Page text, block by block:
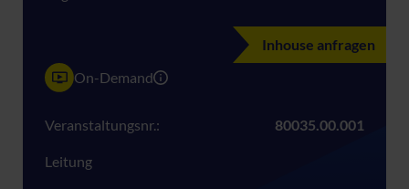
Inhouse anfragen
On-Demand
Veranstaltungsnr.: 80035.00.001
Leitung